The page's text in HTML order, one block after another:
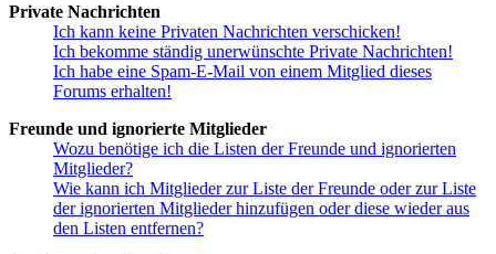
Private Nachrichten
Ich kann keine Privaten Nachrichten verschicken!
Ich bekomme ständig unerwünschte Private Nachrichten!
Ich habe eine Spam-E-Mail von einem Mitglied dieses
Forums erhalten!
Freunde und ignorierte Mitglieder
Wozu benötige ich die Listen der Freunde und ignorierten
Mitglieder?
Wie kann ich Mitglieder zur Liste der Freunde oder zur Liste
der ignorierten Mitglieder hinzufügen oder diese wieder aus
den Listen entfernen?